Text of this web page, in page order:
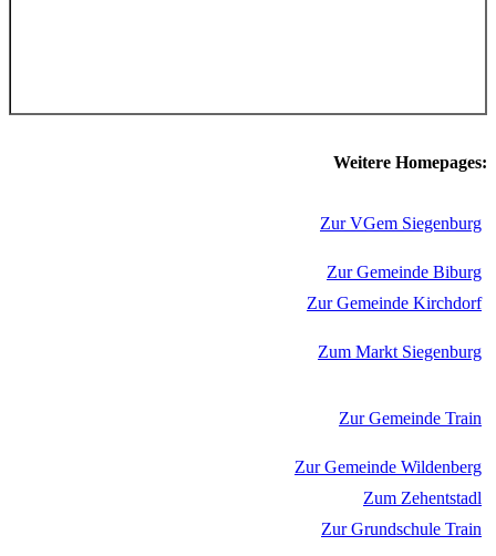
Weitere Homepages:
Zur VGem Siegenburg
Zur Gemeinde Biburg
Zur Gemeinde Kirchdorf
Zum Markt Siegenburg
Zur Gemeinde Train
Zur Gemeinde Wildenberg
Zum Zehentstadl
Zur Grundschule Train